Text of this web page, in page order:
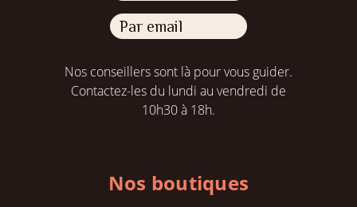
Par email
Nos conseillers sont là pour vous guider.
Contactez-les du lundi au vendredi de
10h30 à 18h.
Nos boutiques